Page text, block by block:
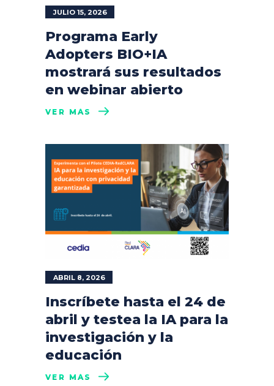
JULIO 15, 2026
Programa Early
Adopters BIO+IA
mostrará sus resultados
en webinar abierto
VER MÁS
ABRIL 8, 2026
Inscríbete hasta el 24 de
abril y testea la IA para la
investigación y la
educación
VER MÁS